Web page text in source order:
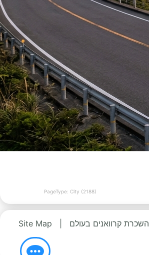
PageType: City (2188)
השכרת קרוואנים בעולם
Site Map